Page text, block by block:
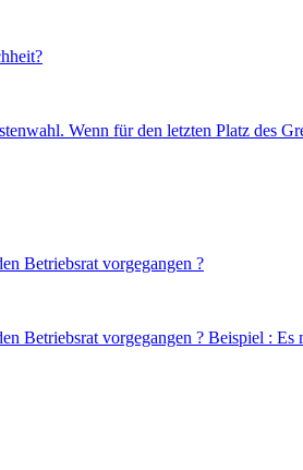
Wenn für den letzten Platz
Betriebsrat vorgegangen ?
Betriebsrat vorgegangen ? Beispiel :